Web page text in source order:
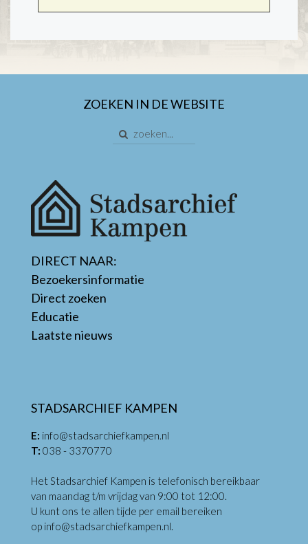
ZOEKEN IN DE WEBSITE
DIRECT NAAR:
Bezoekersinformatie
Direct zoeken
Educatie
Laatste nieuws
STADSARCHIEF KAMPEN
E: info@stadsarchiefkampen.nl
T: 038 - 3370770
Het Stadsarchief Kampen is telefonisch bereikbaar
van maandag t/m vrijdag van 9:00 tot 12:00.
U kunt ons te allen tijde per email bereiken
op info@stadsarchiefkampen.nl.